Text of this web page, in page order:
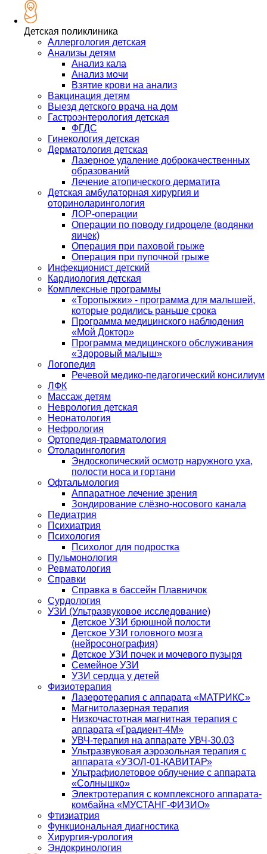
Детская поликлиника
Аллергология детская
Анализы детям
Анализ кала
Анализ мочи
Взятие крови на анализ
Вакцинация детям
Выезд детского врача на дом
Гастроэнтерология детская
ФГДС
Гинекология детская
Дерматология детская
Лазерное удаление доброкачественных
образований
Лечение атопического дерматита
Детская амбулаторная хирургия и
оториноларингология
ЛОР-операции
Операции по поводу гидроцеле (водянки
яичек)
Операция при паховой грыже
Операция при пупочной грыже
Инфекционист детский
Кардиология детская
Комплексные программы
«Торопыжки» - программа для малышей,
которые родились раньше срока
Программа медицинского наблюдения
«Мой Доктор»
Программа медицинского обслуживания
«Здоровый малыш»
Логопедия
Речевой медико-педагогический консилиум
ЛФК
Массаж детям
Неврология детская
Неонатология
Нефрология
Ортопедия-травматология
Отоларингология
Эндоскопический осмотр наружного уха,
полости носа и гортани
Офтальмология
Аппаратное лечение зрения
Зондирование слёзно-носового канала
Педиатрия
Психиатрия
Психология
Психолог для подростка
Пульмонология
Ревматология
Справки
Справка в бассейн Плавничок
Сурдология
УЗИ (Ультразвуковое исследование)
Детское УЗИ брюшной полости
Детское УЗИ головного мозга
(нейросонография)
Детское УЗИ почек и мочевого пузыря
Семейное УЗИ
УЗИ сердца у детей
Физиотерапия
Лазеротерапия с аппарата «МАТРИКС»
Магнитолазерная терапия
Низкочастотная магнитная терапия с
аппарата «Градиент-4М»
УВЧ-терапия на аппарате УВЧ-30.03
Ультразвуковая аэрозольная терапия с
аппарата «УЗОЛ-01-КАВИТАР»
Ультрафиолетовое облучение с аппарата
«Солнышко»
Электротерапия с комплексного аппарата-
комбайна «МУСТАНГ-ФИЗИО»
Фтизиатрия
Функциональная диагностика
Хирургия-урология
Эндокринология